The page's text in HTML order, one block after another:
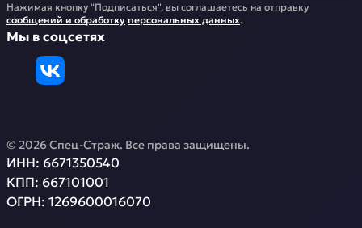
Нажимая кнопку "Подписаться", вы соглашаетесь на отправку
сообщений и обработку персональных данных.
Мы в соцсетях
© 2026Спец-Страж. Все права защищены.
ИНН: 6671350540
КПП: 667101001
ОГРН: 1269600016070